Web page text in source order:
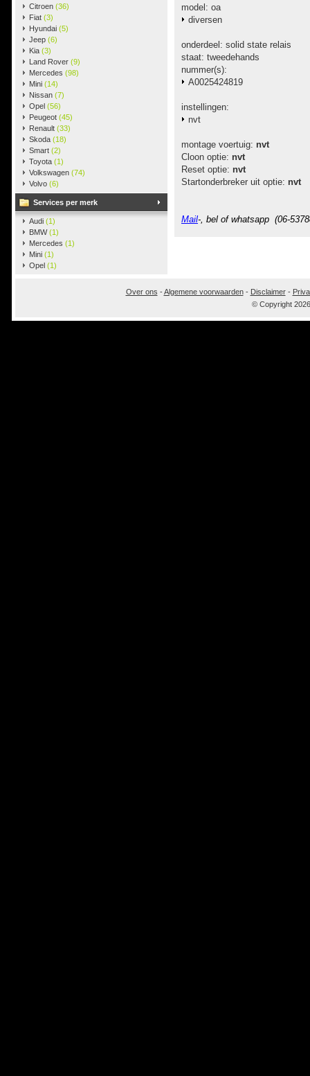
Citroen (36)
Fiat (3)
Hyundai (5)
Jeep (6)
Kia (3)
Land Rover (9)
Mercedes (98)
Mini (14)
Nissan (7)
Opel (56)
Peugeot (45)
Renault (33)
Skoda (18)
Smart (2)
Toyota (1)
Volkswagen (74)
Volvo (6)
Services per merk
Audi (1)
BMW(1)
Mercedes (1)
Mini (1)
Opel (1)
model: oa
diversen
onderdeel: solid state relais
staat: tweedehands
nummer(s):
A0025424819
instellingen:
nvt
montage voertuig: nvt
Cloon optie: nvt
Reset optie: nvt
Startonderbreker uit optie: nvt
Mail-, bel of whatsapp (06-
Over ons -Algemene voorwaarden- Disclaimer-
© Copyright